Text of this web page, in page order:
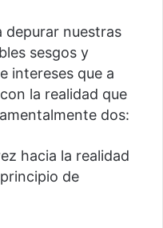
depurar nuestras
sesgos y
intereses que a
la realidad que
dos:
hacia la realidad
de